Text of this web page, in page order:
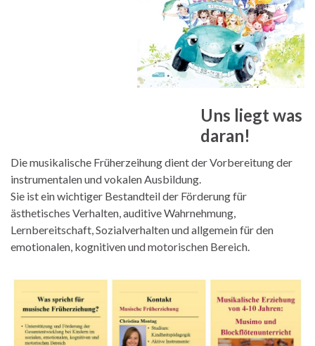
Uns liegt was
daran!
Die musikalische Früherzeihung dient der Vorbereitung der
instrumentalen und vokalen Ausbildung.
Sie ist ein wichtiger Bestandteil der Förderung für
ästhetisches Verhalten, auditive Wahrnehmung,
Lernbereitschaft, Sozialverhalten und allgemein für den
emotionalen, kognitiven und motorischen Bereich.